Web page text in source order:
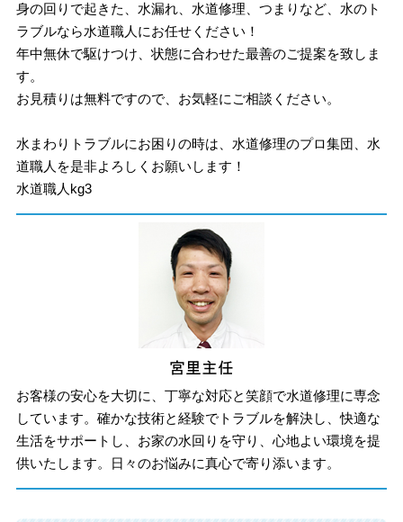
身の回りで起きた、水漏れ、水道修理、つまりなど、水のト
ラブルなら水道職人にお任せください！
年中無休で駆けつけ、状態に合わせた最善のご提案を致しま
す。
お見積りは無料ですので、お気軽にご相談ください。
水まわりトラブルにお困りの時は、水道修理のプロ集団、水
道職人を是非よろしくお願いします！
水道職人kg3
お客様の安心を大切に、丁寧な対応と笑顔で水道修理に専念
しています。確かな技術と経験でトラブルを解決し、快適な
生活をサポートし、お家の水回りを守り、心地よい環境を提
供いたします。日々のお悩みに真心で寄り添います。